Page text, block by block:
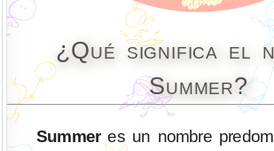
¿Qué significa el
Summer?
Summeres un nombre